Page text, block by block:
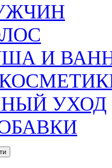
И
УХОД